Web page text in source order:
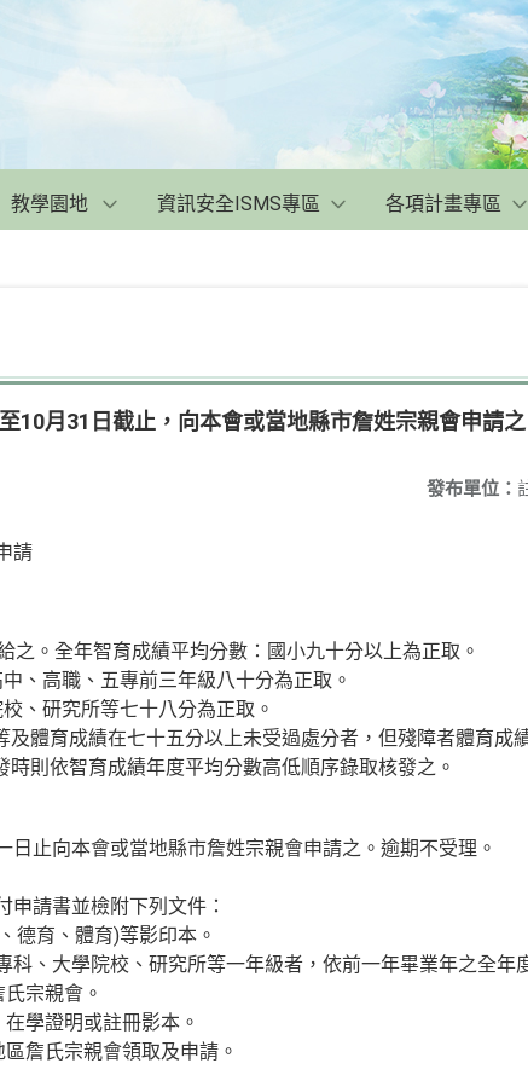
教學園地 資訊安全ISMS專區 各項計畫專區
10月31日截止，向本會或當地縣市詹姓宗親會申請
發布單位：
請
之。全年智育成績平均分數：國小九十分以上為正取。
、高職、五專前三年級八十分為正取。
、研究所等七十八分為正取。
及體育成績在七十五分以上未受過處分者，但殘障者體育成
則依智育成績年度平均分數高低順序錄取核發之。
日止向本會或當地縣市詹姓宗親會申請之。逾期不受理。
請書並檢附下列文件：
德育、體育)等影印本。
科、大學院校、研究所等一年級者，依前一年畢業年之全年
宗親會。
學證明或註冊影本。
詹氏宗親會領取及申請。